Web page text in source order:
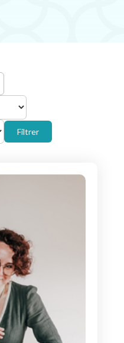
Filtrer